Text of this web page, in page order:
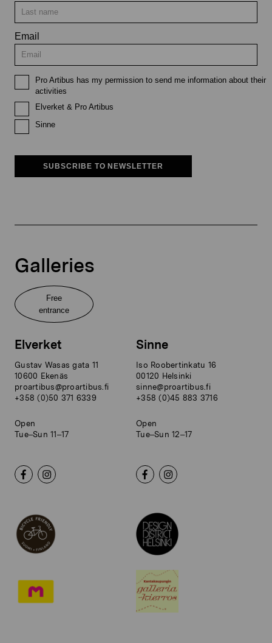
Email
Pro Artibus has my permission to send me information about their
activities
Elverket & Pro Artibus
Sinne
SUBSCRIBE TO NEWSLETTER
Galleries
Free
entrance
Elverket
Gustav Wasas gata 11
10600 Ekenäs
proartibus@proartibus.fi
+358 (0)50 371 6339
Open
Tue–Sun 11–17
Sinne
Iso Roobertinkatu 16
00120 Helsinki
sinne@proartibus.fi
+358 (0)45 883 3716
Open
Tue–Sun 12–17